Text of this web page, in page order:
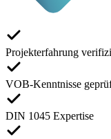
Projekterfahrung
VOB-Kenntnisse
DIN 1045 Expertise